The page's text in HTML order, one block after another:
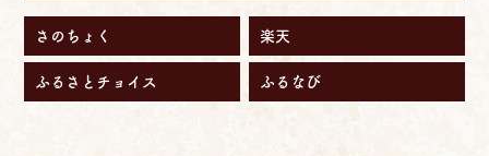
さのちょく 楽天
ふるさとチョイス ふるなび